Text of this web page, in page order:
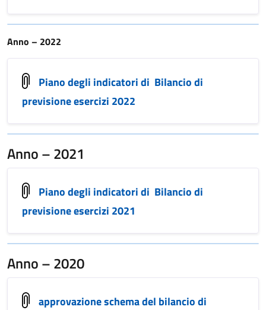
Anno – 2022
Piano degli indicatori di Bilancio di
previsione esercizi 2022
Anno – 2021
Piano degli indicatori di Bilancio di
previsione esercizi 2021
Anno – 2020
approvazione schema del bilancio di